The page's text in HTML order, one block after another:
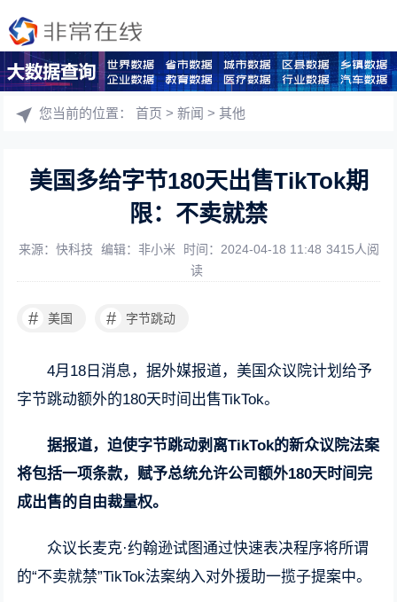
您当前的位置：首页 >新闻 >其他
美国多给字节180天出售TikTok期
限：不卖就禁
来源：快科技 编辑：非小米 时间：2024-04-18 11:48 3415人阅
读
# 美国 # 字节跳动
4月18日消息，据外媒报道，美国众议院计划给予
字节跳动额外的180天时间出售TikTok。
据报道，迫使字节跳动剥离TikTok的新众议院法案
将包括一项条款，赋予总统允许公司额外180天时间完
成出售的自由裁量权。
众议长麦克·约翰逊试图通过快速表决程序将所谓
的“不卖就禁”TikTok法案纳入对外援助一揽子提案中。